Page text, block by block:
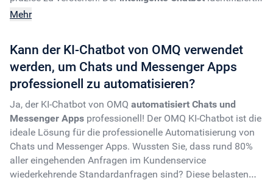
eine passende Lösung und unterstützen Sie dabei, bei
Ihrem Kundenservice den Turbo zu zünden. Lernen Sie die
starten Sie noch heute eine gratis Testphase.Jetzt testen!
die Anfrage und generiert folglich eine relevante Antwort.
sammelt wertvolle Daten und verbessert auf diesem Wege
seine Fähigkeiten dauerhaft. Dadurch werden folgende
Kundeninteraktionen noch präziser, was die gesamte
signifikant optimiert und zu einer höheren
Kundenzufriedenheitführt.
Mehr
Kann der KI-Chatbot von OMQ verwendet
werden, um Chats und Messenger Apps
professionell zu automatisieren?
Ja, der KI-Chatbot von OMQ automatisiert Chats und
Messenger Apps professionell! Der OMQ KI-Chatbot ist die
ideale Lösung für die professionelle Automatisierung von
Chats und Messenger Apps. Wussten Sie, dass rund 80%
aller eingehenden Anfragen im Kundenservice
wiederkehrende Standardanfragen sind? Diese belasten